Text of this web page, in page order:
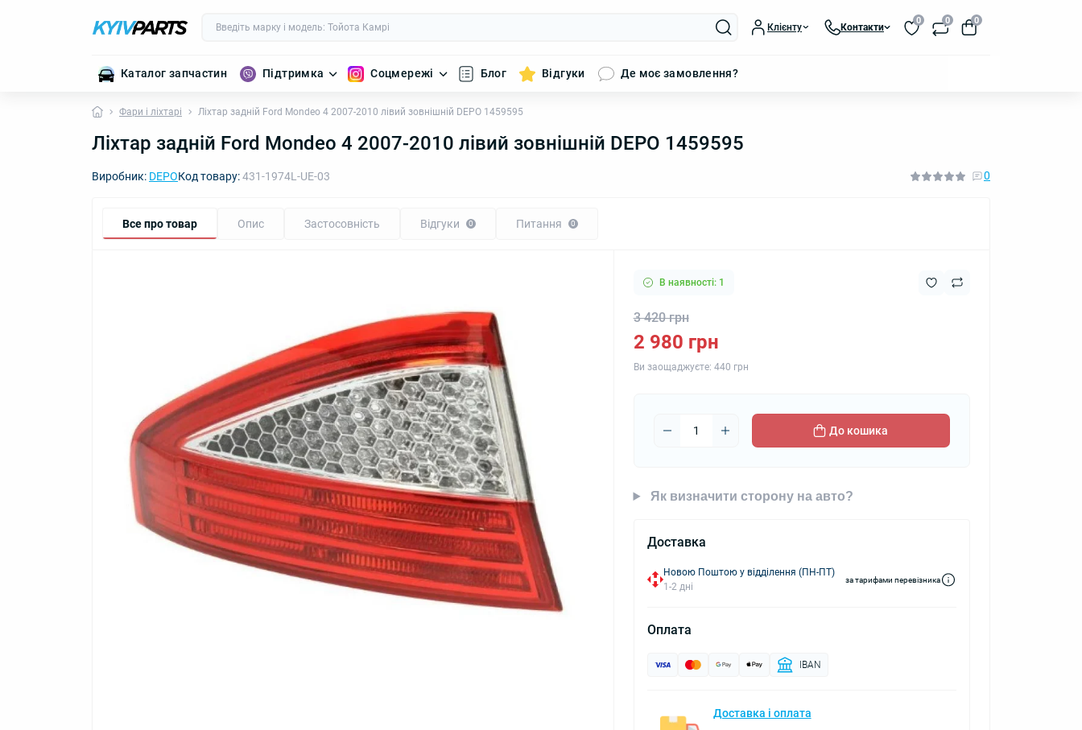
Клієнту Контакти
0 0 0
Каталог запчастин Підтримка Соцмережі Блог Відгуки Де моє замовлення?
Фари і ліхтарі Ліхтар задній Ford Mondeo 4 2007-2010 лівий зовнішній DEPO 1459595
Ліхтар задній Ford Mondeo 4 2007-2010 лівий зовнішній DEPO 1459595
Виробник: DEPOКод товару:431-1974L-UE-03 0
Все про товар Опис Застосовність Відгуки 0 Питання 0
В наявності: 1
3 420 грн
2 980 грн
Ви заощаджуєте: 440 грн
До кошика
Як визначити сторону на авто?
Доставка
Новою Поштою у відділення (ПН-ПТ)
1-2 дні
за тарифами перевізника
Оплата
IBAN
Доставка і оплата